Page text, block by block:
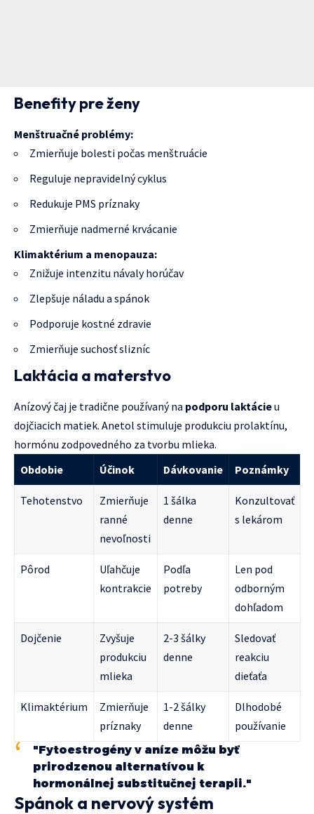
Benefity pre ženy
Menštruačné problémy:
Zmierňuje bolesti počas menštruácie
Reguluje nepravidelný cyklus
Redukuje PMS príznaky
Zmierňuje nadmerné krvácanie
Klimaktérium a menopauza:
Znižuje intenzitu návaly horúčav
Zlepšuje náladu a spánok
Podporuje kostné zdravie
Zmierňuje suchosť slizníc
Laktácia a materstvo
Anízový čaj je tradične používaný na podporu laktácieu
dojčiacich matiek. Anetol stimuluje produkciu prolaktínu,
hormónu zodpovedného za tvorbu mlieka.
Obdobie
Účinok Dávkovanie Poznámky
Tehotenstvo
Zmierňuje
ranné
nevoľnosti
1 šálka
denne
Konzultovať
s lekárom
Pôrod
Uľahčuje
kontrakcie
Podľa
potreby
Len pod
odborným
dohľadom
Dojčenie
Zvyšuje
produkciu
mlieka
2-3 šálky
denne
Sledovať
reakciu
dieťaťa
Klimaktérium
Zmierňuje
príznaky
1-2 šálky
denne
Dlhodobé
používanie
"Fytoestrogény v aníze môžu byť
prirodzenou alternatívou k
hormonálnej substitučnej terapii."
Spánok a nervový systém